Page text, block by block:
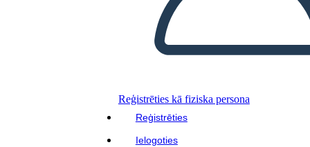
Reģistrēties kā fiziska persona
Reģistrēties
Ielogoties